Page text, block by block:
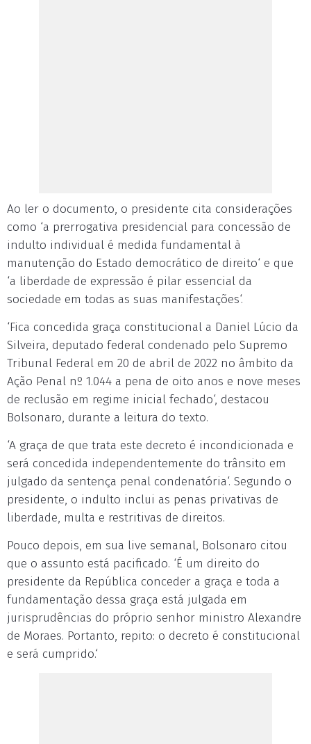
Ao ler o documento, o presidente cita considerações
como ‘a prerrogativa presidencial para concessão de
indulto individual é medida fundamental à
manutenção do Estado democrático de direito‘ e que
‘a liberdade de expressão é pilar essencial da
sociedade em todas as suas manifestações‘.
‘Fica concedida graça constitucional a Daniel Lúcio da
Silveira, deputado federal condenado pelo Supremo
Tribunal Federal em 20 de abril de 2022 no âmbito da
Ação Penal nº 1.044 a pena de oito anos e nove meses
de reclusão em regime inicial fechado‘, destacou
Bolsonaro, durante a leitura do texto.
‘A graça de que trata este decreto é incondicionada e
será concedida independentemente do trânsito em
julgado da sentença penal condenatória‘. Segundo o
presidente, o indulto inclui as penas privativas de
liberdade, multa e restritivas de direitos.
Pouco depois, em sua live semanal, Bolsonaro citou
que o assunto está pacificado. ‘É um direito do
presidente da República conceder a graça e toda a
fundamentação dessa graça está julgada em
jurisprudências do próprio senhor ministro Alexandre
de Moraes. Portanto, repito: o decreto é constitucional
e será cumprido.‘